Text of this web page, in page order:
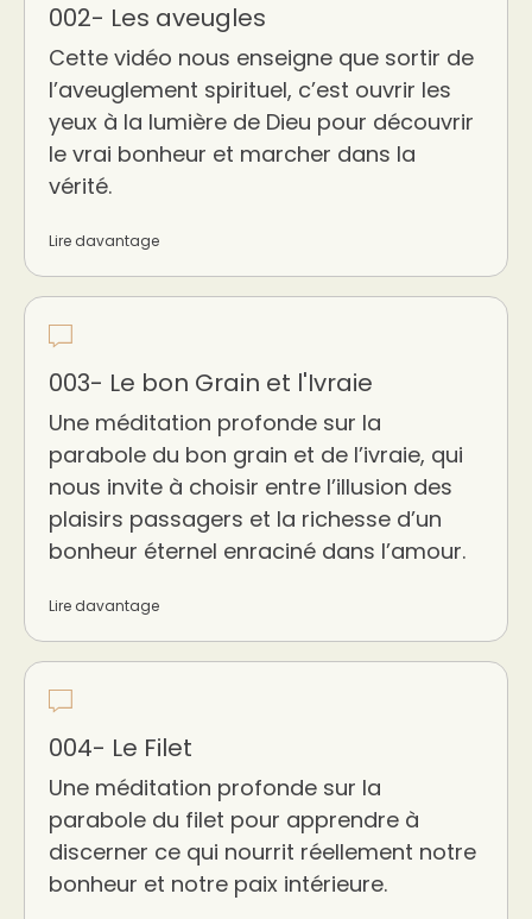
002- Les aveugles
Cette vidéo nous enseigne que sortir de
l’aveuglement spirituel, c’est ouvrir les
yeux à la lumière de Dieu pour découvrir
le vrai bonheur et marcher dans la
vérité.
Lire davantage
003- Le bon Grain et l'Ivraie
Une méditation profonde sur la
parabole du bon grain et de l’ivraie, qui
nous invite à choisir entre l’illusion des
plaisirs passagers et la richesse d’un
bonheur éternel enraciné dans l’amour.
Lire davantage
004- Le Filet
Une méditation profonde sur la
parabole du filet pour apprendre à
discerner ce qui nourrit réellement notre
bonheur et notre paix intérieure.